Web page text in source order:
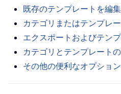
既存のテンプレートを編
カテゴリまたはテンプレ
エクスポートおよびテン
カテゴリとテンプレート
その他の便利なオプション